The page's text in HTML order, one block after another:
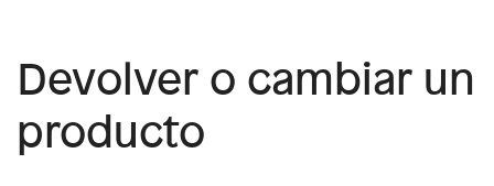
Devolver o cambiar un
producto